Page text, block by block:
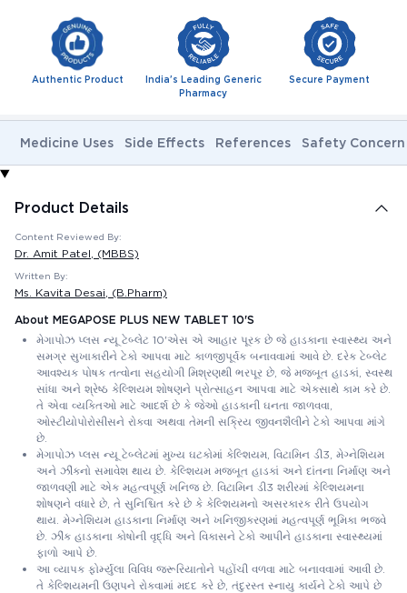
Authentic Product
India's Leading Generic
Pharmacy
Secure Payment
Medicine Uses Side Effects References Safety Concern
Product Details
Content Reviewed By:
Dr. Amit Patel , (MBBS)
Written By:
Ms. Kavita Desai , (B.Pharm)
About MEGAPOSE PLUS NEW TABLET 10'S
મેગાપોઝ પ્લસ ન્યૂ ટેબ્લેટ 10'એસ એ આહાર પૂરક છે જે હાડકાના સ્વાસ્થ્ય અને
સમગ્ર સુખાકારીને ટેકો આપવા માટે કાળજીપૂર્વક બનાવવામાં આવે છે. દરેક ટેબ્લેટ
આવશ્યક પોષક તત્વોના સહયોગી મિશ્રણથી ભરપૂર છે, જે મજબૂત હાડકાં, સ્વસ્થ
સાંધા અને શ્રેષ્ઠ કેલ્શિયમ શોષણને પ્રોત્સાહન આપવા માટે એકસાથે કામ કરે છે.
તે એવા વ્યક્તિઓ માટે આદર્શ છે કે જેઓ હાડકાની ઘનતા જાળવવા,
ઓસ્ટીયોપોરોસીસને રોકવા અથવા તેમની સક્રિય જીવનશૈલીને ટેકો આપવા માંગે
છે.
મેગાપોઝ પ્લસ ન્યૂ ટેબ્લેટમાં મુખ્ય ઘટકોમાં કેલ્શિયમ, વિટામિન ડી3, મેગ્નેશિયમ
અને ઝીંકનો સમાવેશ થાય છે. કેલ્શિયમ મજબૂત હાડકાં અને દાંતના નિર્માણ અને
જાળવણી માટે એક મહત્વપૂર્ણ ખનિજ છે. વિટામિન ડી3 શરીરમાં કેલ્શિયમના
શોષણને વધારે છે, તે સુનિશ્ચિત કરે છે કે કેલ્શિયમનો અસરકારક રીતે ઉપયોગ
થાય. મેગ્નેશિયમ હાડકાના નિર્માણ અને ખનિજીકરણમાં મહત્વપૂર્ણ ભૂમિકા ભજવે
છે. ઝીંક હાડકાના કોષોની વૃદ્ધિ અને વિકાસને ટેકો આપીને હાડકાના સ્વાસ્થ્યમાં
ફાળો આપે છે.
આ વ્યાપક ફોર્મ્યુલા વિવિધ જરૂરિયાતોને પહોંચી વળવા માટે બનાવવામાં આવી છે.
તે કેલ્શિયમની ઉણપને રોકવામાં મદદ કરે છે, તંદુરસ્ત સ્નાયુ કાર્યને ટેકો આપે છે